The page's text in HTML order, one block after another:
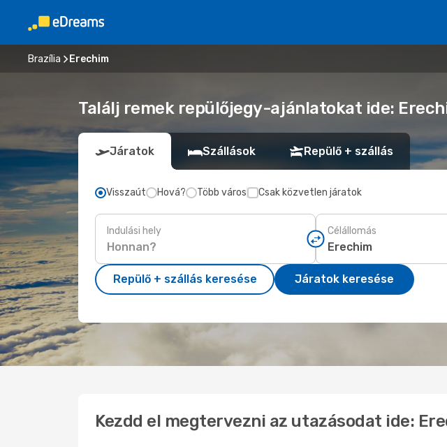
Brazília Erechim
Találj remek repülőjegy-ajánlatokat ide:
Járatok Szállások Repülő + szállás
Visszaút Hová? Több város Csak közvetlen járatok
Indulási hely Célállomás
Repülő + szállás keresése Járatok keresése
Kezdd el megtervezni az utazásodat ide: